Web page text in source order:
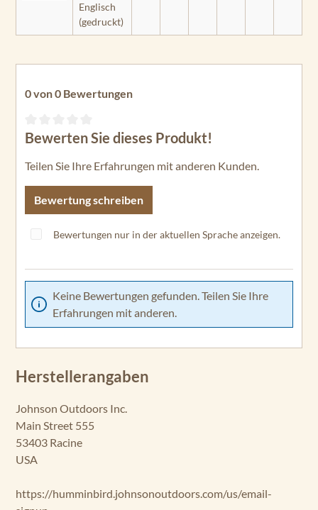
Englisch
(gedruckt)
0 von 0 Bewertungen
Durchschnittliche Bewertung von 0 von 5 Sternen
Bewerten Sie dieses Produkt!
Teilen Sie Ihre Erfahrungen mit anderen Kunden.
Bewertung schreiben
Bewertungen nur in der aktuellen Sprache anzeigen.
Keine Bewertungen gefunden. Teilen Sie Ihre
Erfahrungen mit anderen.
Herstellerangaben
Johnson Outdoors Inc.
Main Street 555
53403 Racine
USA
https://humminbird.johnsonoutdoors.com/us/email-